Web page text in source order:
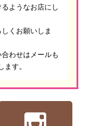
ようなお店にし
くお願いしま
わせはメールも
す。